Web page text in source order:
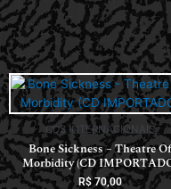
CDS INTERNACIONAIS
Bone Sickness – Theatre Of
Morbidity (CD
R$70,00